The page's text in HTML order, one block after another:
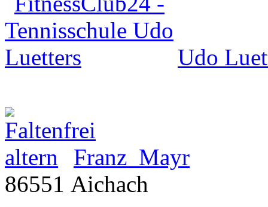
Udo
Franz Mayr
86551 Aichach